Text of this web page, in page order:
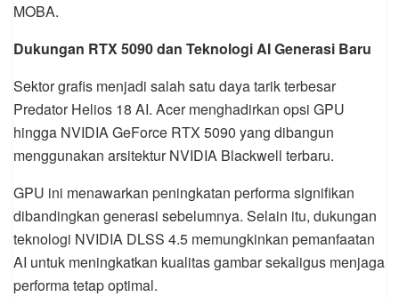
MOBA.
Dukungan RTX 5090 dan Teknologi AI Generasi Baru
Sektor grafis menjadi salah satu daya tarik terbesar
Predator Helios 18 AI. Acer menghadirkan opsi GPU
hingga NVIDIA GeForce RTX 5090 yang dibangun
menggunakan arsitektur NVIDIA Blackwell terbaru.
GPU ini menawarkan peningkatan performa signifikan
dibandingkan generasi sebelumnya. Selain itu, dukungan
teknologi NVIDIA DLSS 4.5 memungkinkan pemanfaatan
AI untuk meningkatkan kualitas gambar sekaligus menjaga
performa tetap optimal.